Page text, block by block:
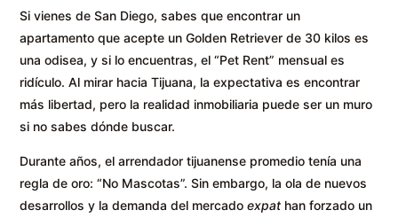
Si vienes de San Diego, sabes que encontrar un
apartamento que acepte un Golden Retriever de 30 kilos es
una odisea, y si lo encuentras, el “Pet Rent” mensual es
ridículo. Al mirar hacia Tijuana, la expectativa es encontrar
más libertad, pero la realidad inmobiliaria puede ser un muro
si no sabes dónde buscar.
Durante años, el arrendador tijuanense promedio tenía una
regla de oro: “No Mascotas”. Sin embargo, la ola de nuevos
desarrollos y la demanda del mercadoexpat han forzado un